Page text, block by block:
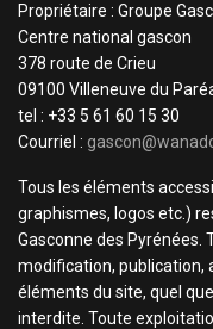
Propriétaire : Groupe
Centre national gascon
378 route de Crieu
09100 Villeneuve du
tel : +33 5 61 60 15 30
Courriel :
Tous les éléments
graphismes, logos etc.)
Gasconne des Pyrénées.
modification, publication,
éléments du site, quel
interdite. Toute